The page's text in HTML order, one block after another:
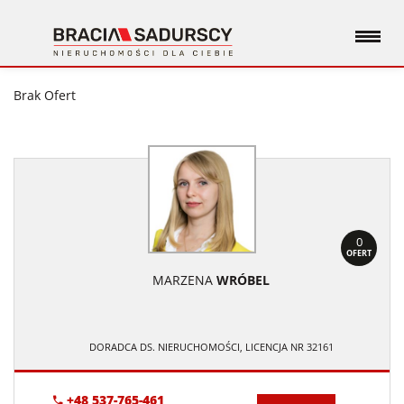
Brak Ofert
0
OFERT
MARZENA WRÓBEL
DORADCA DS. NIERUCHOMOŚCI, LICENCJA NR 32161
+48 537-765-461